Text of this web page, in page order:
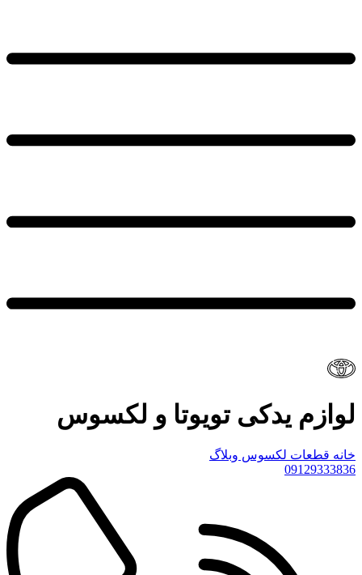
لوازم یدکی تویوتا و لکسوس
خانه قطعات لکسوس وبلاگ
09129333836